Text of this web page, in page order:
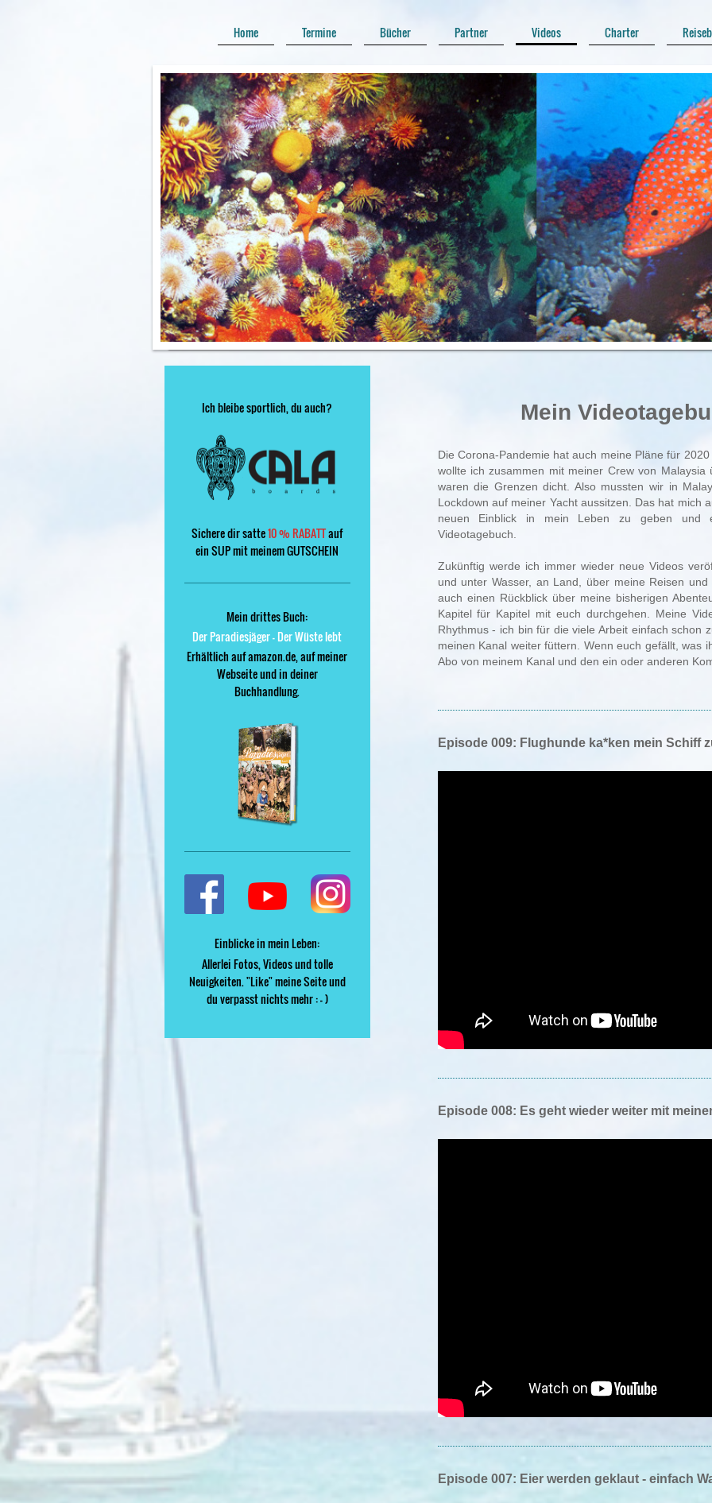
Home Termine Bücher Partner Videos Charter
Mein
Die Corona-Pandemie hat auch meine Pläne für
wollte ich zusammen mit meiner Crew von
waren die Grenzen dicht. Also mussten wir in
Lockdown auf meiner Yacht aussitzen. Das hat mich
neuen Einblick in mein Leben zu geben und
Videotagebuch.
Zukünftig werde ich immer wieder neue Videos
und unter Wasser, an Land, über meine Reisen
auch einen Rückblick über meine bisherigen
Kapitel für Kapitel mit euch durchgehen. Meine
Rhythmus - ich bin für die viele Arbeit einfach schon
meinen Kanal weiter füttern. Wenn euch gefällt, was
Abo von meinem Kanal und den ein oder anderen
Episode 009: Flughunde ka*ken mein Schiff
Episode 008: Es geht wieder weiter mit
Episode 007: Eier werden geklaut - einfach
Ich bleibe sportlich, du auch?
Sichere dir satte10 % RABATTauf
ein SUP mit meinem GUTSCHEIN
Mein drittes Buch:
Der Paradiesjäger - Der Wüste lebt
Erhältlich auf amazon.de, auf meiner
Webseite und in deiner
Buchhandlung.
Einblicke in mein Leben:
Allerlei Fotos, Videos und tolle
Neuigkeiten. "Like" meine Seite und
du verpasst nichts mehr : - )